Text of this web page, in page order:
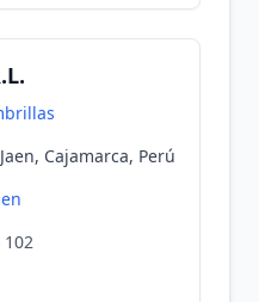
Cajamarca, Perú
102